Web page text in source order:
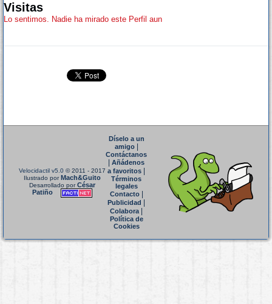
Visitas
Lo sentimos. Nadie ha mirado este Perfil aun
Velocidactil v5.0 © 2011 - 2017
Ilustrado porMach&Guito
Desarrollado porCésar
Patiño
Díselo a un
amigo|
Contáctanos
Añádenos
a favoritos
Términos
legales
Contacto|
Publicidad
Colabora|
Política de
Cookies